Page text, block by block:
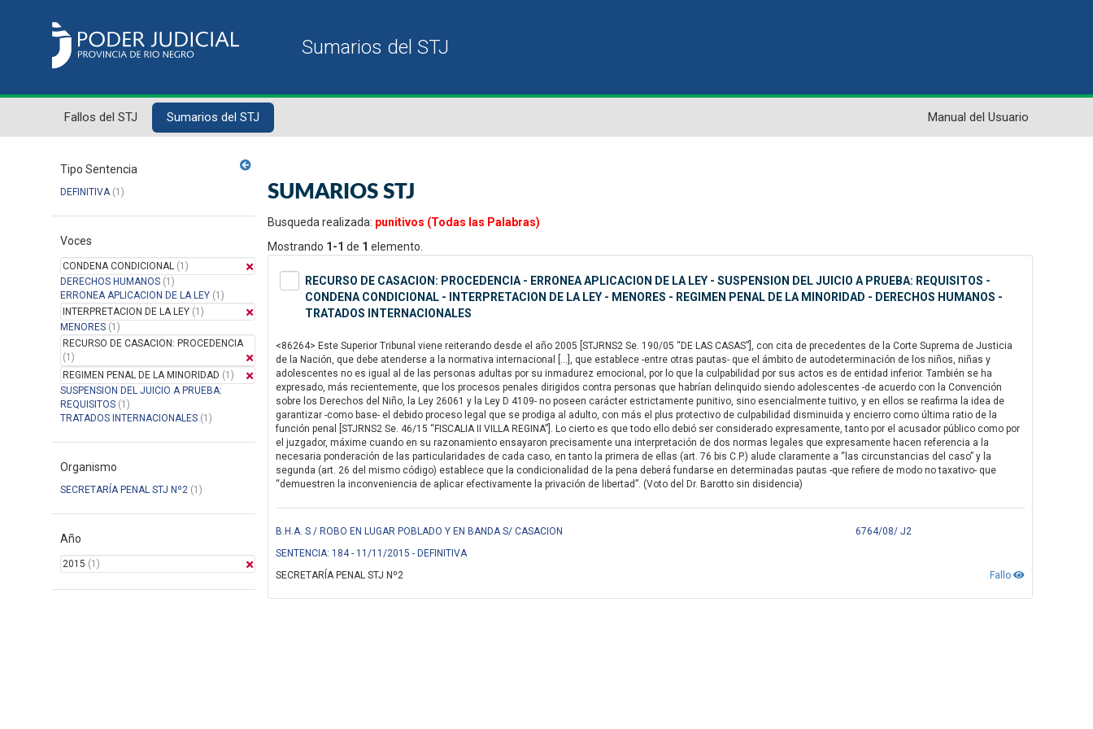
Fallos del STJ Sumarios del STJ Manual del Usuario
Tipo Sentencia
DEFINITIVA(1)
Voces
CONDENA CONDICIONAL (1)
DERECHOS HUMANOS (1)
ERRONEA APLICACION DE LA LEY (1)
INTERPRETACION DE LA LEY (1)
MENORES (1)
RECURSO DE CASACION: PROCEDENCIA
(1)
REGIMEN PENAL DE LA MINORIDAD (1)
SUSPENSION DEL JUICIO A PRUEBA:
REQUISITOS (1)
TRATADOS INTERNACIONALES (1)
Organismo
SECRETARÍA PENAL STJ Nº2 (1)
Año
2015 (1)
SUMARIOS STJ
Busqueda realizada: punitivos (Todas las Palabras)
Mostrando 1-1 de 1 elemento.
RECURSO DE CASACION: PROCEDENCIA - ERRONEA APLICACION DE LA LEY - SUSPENSION DEL JUICIO A PRUEBA: REQUISITOS -
CONDENA CONDICIONAL - INTERPRETACION DE LA LEY - MENORES - REGIMEN PENAL DE LA MINORIDAD - DERECHOS HUMANOS -
TRATADOS INTERNACIONALES
<86264> Este Superior Tribunal viene reiterando desde el año 2005 [STJRNS2 Se. 190/05 “DE LAS CASAS”], con cita de precedentes de la Corte Suprema de Justicia
de la Nación, que debe atenderse a la normativa internacional […], que establece -entre otras pautas- que el ámbito de autodeterminación de los niños, niñas y
adolescentes no es igual al de las personas adultas por su inmadurez emocional, por lo que la culpabilidad por sus actos es de entidad inferior. También se ha
expresado, más recientemente, que los procesos penales dirigidos contra personas que habrían delinquido siendo adolescentes -de acuerdo con la Convención
sobre los Derechos del Niño, la Ley 26061 y la Ley D 4109- no poseen carácter estrictamente punitivo, sino esencialmente tuitivo, y en ellos se reafirma la idea de
garantizar -como base- el debido proceso legal que se prodiga al adulto, con más el plus protectivo de culpabilidad disminuida y encierro como última ratio de la
función penal [STJRNS2 Se. 46/15 “FISCALIA II VILLA REGINA”]. Lo cierto es que todo ello debió ser considerado expresamente, tanto por el acusador público como por
el juzgador, máxime cuando en su razonamiento ensayaron precisamente una interpretación de dos normas legales que expresamente hacen referencia a la
necesaria ponderación de las particularidades de cada caso, en tanto la primera de ellas (art. 76 bis C.P.) alude claramente a “las circunstancias del caso” y la
segunda (art. 26 del mismo código) establece que la condicionalidad de la pena deberá fundarse en determinadas pautas -que refiere de modo no taxativo- que
“demuestren la inconveniencia de aplicar efectivamente la privación de libertad”. (Voto del Dr. Barotto sin disidencia)
B.H.A. S / ROBO EN LUGAR POBLADO Y EN BANDA S/ CASACION
6764/08/ J2
SENTENCIA: 184 - 11/11/2015 - DEFINITIVA
Fallo
SECRETARÍA PENAL STJ Nº2